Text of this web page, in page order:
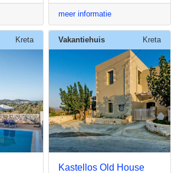
meer informatie
Kreta Vakantiehuis Kreta
Kastellos Old House